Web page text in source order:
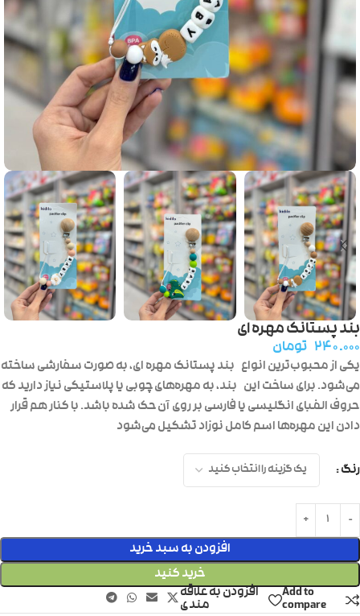
بند پستانک مهره ای
۲۴۰.۰۰۰ تومان
یکی از محبوب‌ترین ‌انواع بند پستانک مهره‌ ای، به صورت سفارشی ساخته
می‌شود. برای ساخت این بند، به مهره‌های چوبی یا پلاستیکی نیاز دارید که
حروف الفبای انگلیسی یا فارسی بر روی آن حک شده باشد. با کنار هم قرار
دادن این مهره‌ها اسم کامل نوزاد تشکیل می‌شود
رنگ
افزودن به سبد خرید
خرید کنید
Add to
compare
افزودن به علاقه
مندی